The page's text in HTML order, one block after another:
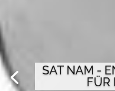
SAT NAM -
FÜR